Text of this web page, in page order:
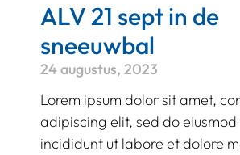
ALV 21 sept in de
sneeuwbal
24 augustus, 2023
Lorem ipsum dolor sit amet,
adipiscing elit, sed do
incididunt ut labore et dolore